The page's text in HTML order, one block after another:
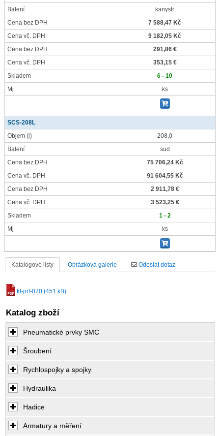
Balení
kanystr
Cena bez DPH
7 588,47 Kč
Cena vč. DPH
9 182,05 Kč
Cena bez DPH
291,86 €
Cena vč. DPH
353,15 €
Skladem
6 - 10
Mj
ks
SCS-208L
Objem (l)
208,0
Balení
sud
Cena bez DPH
75 706,24 Kč
Cena vč. DPH
91 604,55 Kč
Cena bez DPH
2 911,78 €
Cena vč. DPH
3 523,25 €
Skladem
1 - 2
Mj
ks
Katalogové listy Obrázková galerie Odeslat dotaz
kl-prf-070 (451 kB)
Katalog zboží
Pneumatické prvky SMC
Šroubení
Rychlospojky a spojky
Hydraulika
Hadice
Armatury a měření